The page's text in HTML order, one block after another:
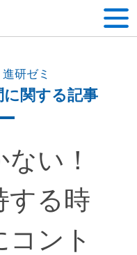
研ゼミ
関する記事
い！
する時
コント